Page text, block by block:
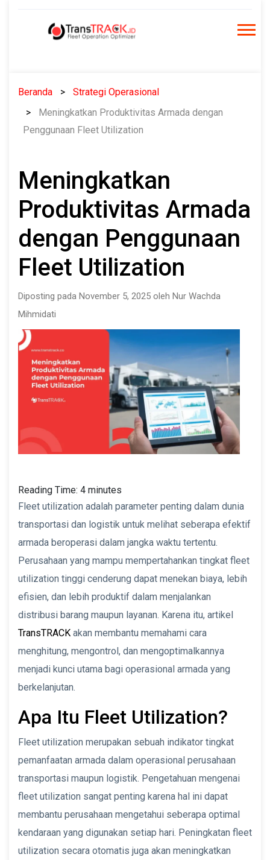
Beranda
Strategi Operasional
Meningkatkan Produktivitas Armada dengan
Penggunaan Fleet Utilization
Meningkatkan
Produktivitas Armada
dengan Penggunaan
Fleet Utilization
Diposting pada November 5, 2025 oleh Nur Wachda
Mihmidati
Reading Time: 4 minutes
Fleet utilization adalah parameter penting dalam dunia
transportasi dan logistik untuk melihat seberapa efektif
armada beroperasi dalam jangka waktu tertentu.
Perusahaan yang mampu mempertahankan tingkat fleet
utilization tinggi cenderung dapat menekan biaya, lebih
efisien, dan lebih produktif dalam menjalankan
distribusi barang maupun layanan. Karena itu, artikel
TransTRACK akan membantu memahami cara
menghitung, mengontrol, dan mengoptimalkannya
menjadi kunci utama bagi operasional armada yang
berkelanjutan.
Apa Itu Fleet Utilization?
Fleet utilization merupakan sebuah indikator tingkat
pemanfaatan armada dalam operasional perusahaan
transportasi maupun logistik. Pengetahuan mengenai
fleet utilization sangat penting karena hal ini dapat
membantu perusahaan mengetahui seberapa optimal
kendaraan yang digunakan setiap hari. Peningkatan fleet
utilization secara otomatis juga akan meningkatkan